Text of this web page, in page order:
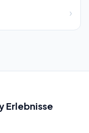
›
Erlebnisse